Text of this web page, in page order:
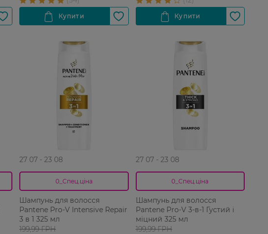
27 07 - 23 08
0_Спец.ціна
Шампунь для волосся
Pantene Pro-V Intensive Repair
3 в 1 325 мл
199,99 ГРН
27 07 - 23 08
0_Спец.ціна
Шампунь для волосся
Pantene Pro-V 3-в-1 Густий і
міцний 325 мл
199,99 ГРН